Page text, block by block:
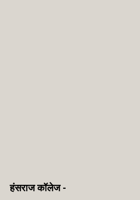
हंसराज कॉलेज -